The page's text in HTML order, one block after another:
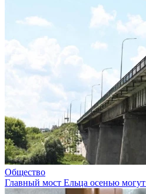
Общество
Главный мост Ельца осенью